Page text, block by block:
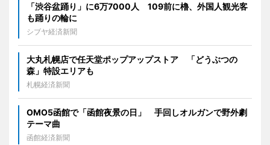
「渋谷盆踊り」に6万7000人 109前に櫓、外国人観光客
も踊りの輪に
シブヤ経済新聞
大丸札幌店で任天堂ポップアップストア 「どうぶつの
森」特設エリアも
札幌経済新聞
OMO5函館で「函館夜景の日」 手回しオルガンで野外劇
テーマ曲
函館経済新聞